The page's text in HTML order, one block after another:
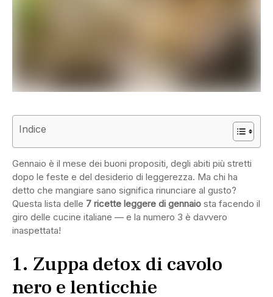
Indice
Gennaio è il mese dei buoni propositi, degli abiti più stretti
dopo le feste e del desiderio di leggerezza. Ma chi ha
detto che mangiare sano significa rinunciare al gusto?
Questa lista delle 7 ricette leggere di gennaio sta facendo il
giro delle cucine italiane — e la numero 3 è davvero
inaspettata!
1. Zuppa detox di cavolo
nero e lenticchie